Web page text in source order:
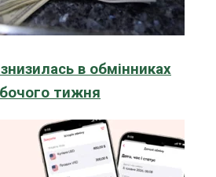
в обмінниках
тижня